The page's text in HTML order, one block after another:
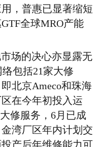
，普惠已显著缩短
全球MRO产能
场的决心亦显露无
包括21家大修
北京Ameco和珠海
在今年初投入运
修服务，6月已成
湾厂区年内计划交
产后年维修能力可